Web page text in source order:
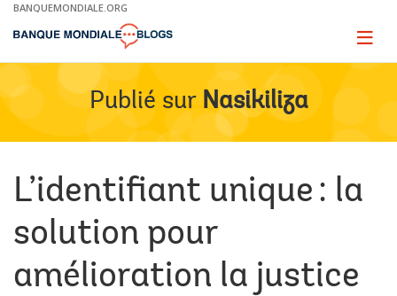
Skip
Main
BANQUEMONDIALE.ORG
Page
Publié sur Nasikiliza
L’identifiant unique : la
solution pour
amélioration la justice